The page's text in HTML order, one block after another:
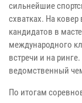
сильнейшие
схватках. На
кандидатов в
международного
встречи и на
ведомственный
По итогам